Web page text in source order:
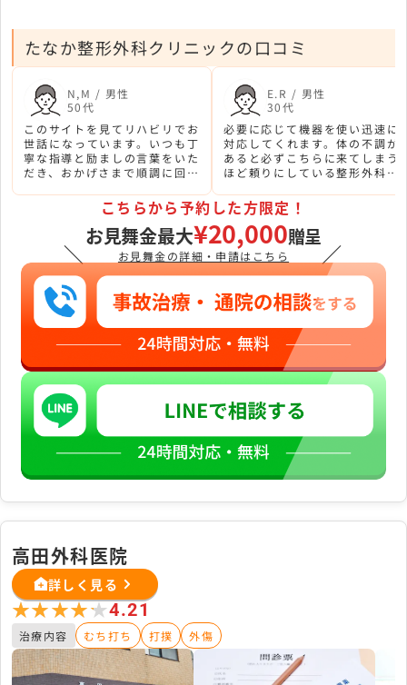
たなか整形外科クリニックの口コミ
N,M / 男性
50代
このサイトを見てリハビリでお
世話になっています。いつも丁
寧な指導と励ましの言葉をいた
だき、おかげさまで順調に回復
E.R / 男性
30代
必要に応じて機器を使い迅速に
対応してくれます。体の不調が
あると必ずこちらに来てしまう
ほど頼りにしている整形外科ク
＼
こちらから予約した方限定！
お見舞金最大¥20,000贈呈
お見舞金の詳細・申請はこちら ／
高田外科医院
詳しく見る
★★★★★
★★★★★4.21
治療内容 むち打ち 打撲 外傷